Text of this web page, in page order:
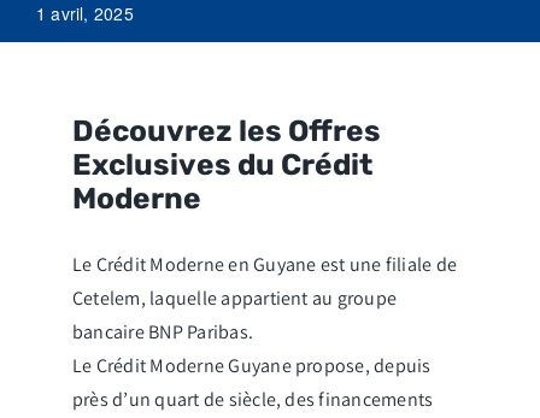
RACHAT CREDIT
1 avril, 2025
Découvrez les Offres
Exclusives du Crédit
Moderne
Le Crédit Moderne en Guyane est une filiale de
Cetelem, laquelle appartient au groupe
bancaire BNP Paribas.
Le Crédit Moderne Guyane propose, depuis
près d’un quart de siècle, des financements